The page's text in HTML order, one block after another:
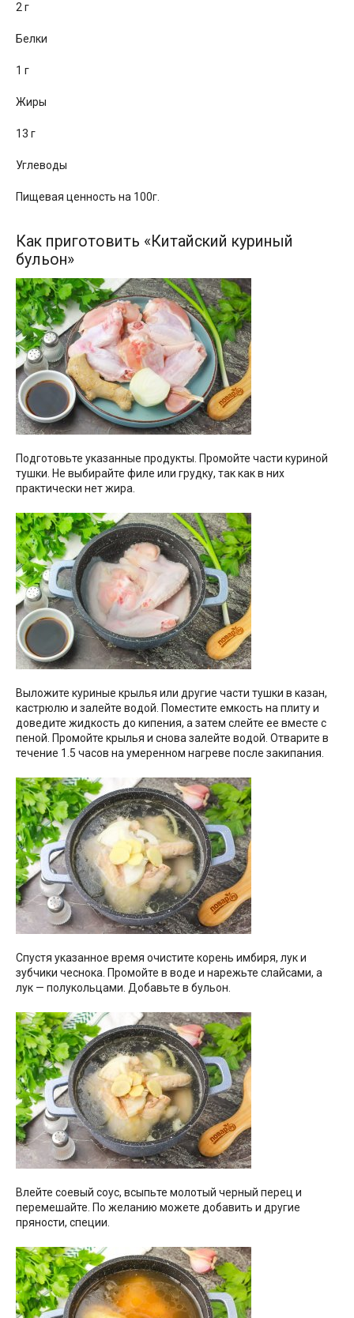
2 г
Белки
1 г
Жиры
13 г
Углеводы
Пищевая ценность на 100г.
Как приготовить «Китайский куриный
бульон»
Подготовьте указанные продукты. Промойте части куриной
тушки. Не выбирайте филе или грудку, так как в них
практически нет жира.
Выложите куриные крылья или другие части тушки в казан,
кастрюлю и залейте водой. Поместите емкость на плиту и
доведите жидкость до кипения, а затем слейте ее вместе с
пеной. Промойте крылья и снова залейте водой. Отварите в
течение 1.5 часов на умеренном нагреве после закипания.
Спустя указанное время очистите корень имбиря, лук и
зубчики чеснока. Промойте в воде и нарежьте слайсами, а
лук — полукольцами. Добавьте в бульон.
Влейте соевый соус, всыпьте молотый черный перец и
перемешайте. По желанию можете добавить и другие
пряности, специи.